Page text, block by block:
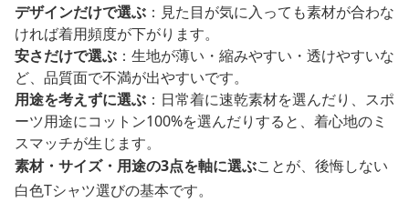
デザインだけで選ぶ ：見た目が気に入っても素材が合わな
ければ着用頻度が下がります。
安さだけで選ぶ ：生地が薄い・縮みやすい・透けやすいな
ど、品質面で不満が出やすいです。
用途を考えずに選ぶ ：日常着に速乾素材を選んだり、スポ
ーツ用途にコットン100%を選んだりすると、着心地のミ
スマッチが生じます。
素材・サイズ・用途の3点を軸に選ぶことが、後悔しない
白色Tシャツ選びの基本です。